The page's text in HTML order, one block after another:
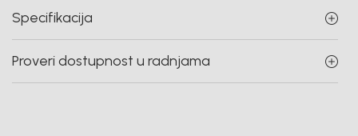
Specifikacija
Proveri dostupnost u radnjama